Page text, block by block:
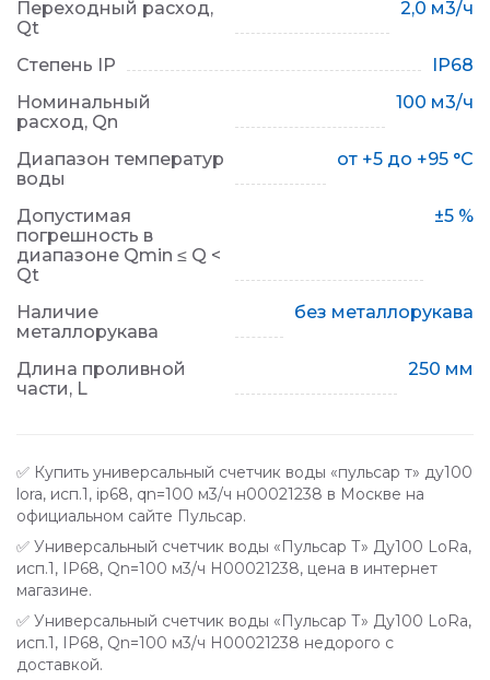
Переходный расход,
Qt
2,0 м3/ч
Степень IP
IP68
Номинальный
расход, Qn
100 м3/ч
Диапазон температур
воды
от +5 до +95 °С
Допустимая
погрешность в
диапазоне Qmin ≤ Q <
Qt
±5 %
Наличие
металлорукава
без металлорукава
Длина проливной
части, L
250 мм
✅ Купить универсальный счетчик воды «пульсар т» ду100
lora, исп.1, ip68, qn=100 м3/ч н00021238 в Москве на
официальном сайте Пульсар.
✅ Универсальный счетчик воды «Пульсар Т» Ду100 LoRa,
исп.1, IP68, Qn=100 м3/ч Н00021238, цена в интернет
магазине.
✅ Универсальный счетчик воды «Пульсар Т» Ду100 LoRa,
исп.1, IP68, Qn=100 м3/ч Н00021238 недорого с
доставкой.